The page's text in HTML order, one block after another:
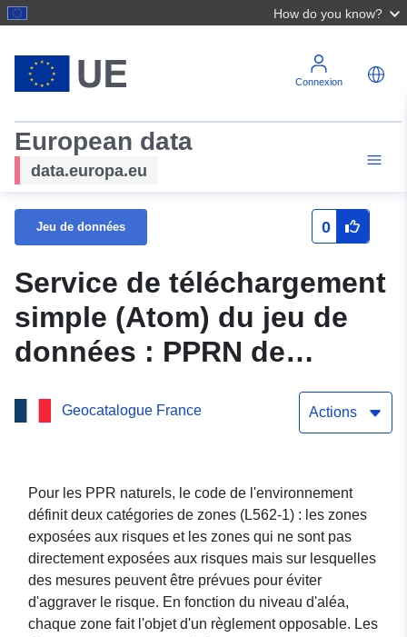
How do you know?
Connexion
European data
data.europa.eu
Jeu de données 0
Service de téléchargement
simple (Atom) du jeu de
données : PPRN de
Geocatalogue France Actions
Pour les PPR naturels, le code de l'environnement
définit deux catégories de zones (L562-1) : les zones
exposées aux risques et les zones qui ne sont pas
directement exposées aux risques mais sur lesquelles
des mesures peuvent être prévues pour éviter
d'aggraver le risque. En fonction du niveau d'aléa,
chaque zone fait l'objet d'un règlement opposable. Les